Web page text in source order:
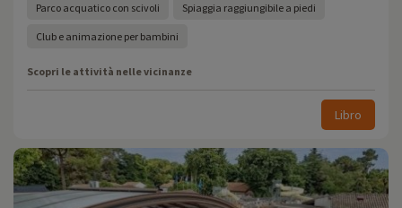
Parco acquatico con scivoli Spiaggia raggiungibile a piedi
Club e animazione per bambini
Scopri le attività nelle vicinanze
Libro